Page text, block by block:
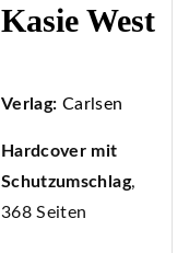
Kasie West
Verlag: Carlsen
Hardcover mit
Schutzumschlag,
368 Seiten